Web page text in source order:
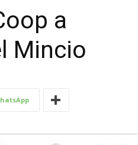
Vocea
Mincio